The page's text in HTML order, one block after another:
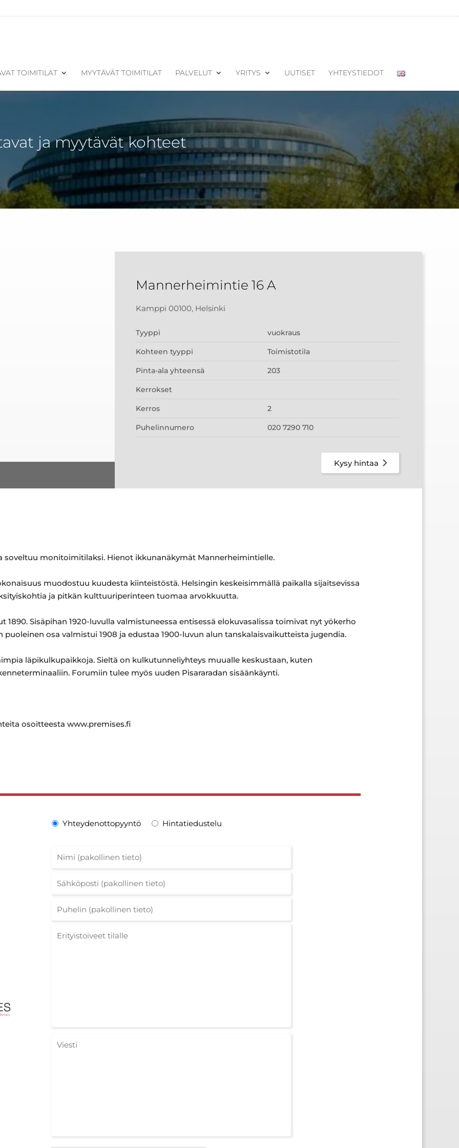
TOIMITILAT MYYTÄVÄT TOIMITILAT PALVELUT YRITYS UUTISET YHTEYSTIEDOT
ja myytävät kohteet
Mannerheimintie 16 A
Kamppi 00100, Helsinki
Tyyppi vuokraus
Kohteen tyyppi Toimistotila
Pinta-ala yhteensä 203
Kerrokset
Kerros 2
Puhelinnumero 020 7290 710
Kysy hintaa
soveltuu monitoimitilaksi. Hienot ikkunanäkymät Mannerheimintielle.
muodostuu kuudesta kiinteistöstä. Helsingin keskeisimmällä paikalla sijaitsevissa
ja pitkän kulttuuriperinteen tuomaa arvokkuutta.
1890. Sisäpihan 1920-luvulla valmistuneessa entisessä elokuvasalissa toimivat nyt yökerho
puoleinen osa valmistui 1908 ja edustaa 1900-luvun alun tanskalaisvaikutteista jugendia.
läpikulkupaikkoja. Sieltä on kulkutunneliyhteys muualle keskustaan, kuten
Forumiin tulee myös uuden Pisararadan sisäänkäynti.
osoitteesta www.premises.fi
Yhteydenottopyyntö Hintatiedustelu